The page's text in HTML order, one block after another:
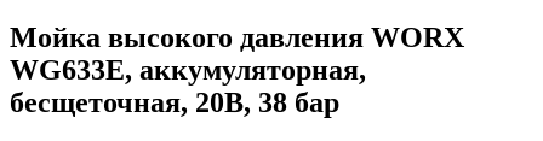
Мойка высокого давления WORX
WG633E, аккумуляторная,
бесщеточная, 20В, 38 бар